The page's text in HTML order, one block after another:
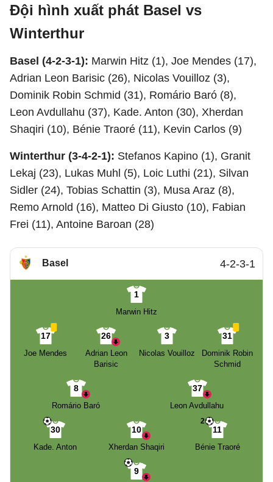
Đội hình xuất phát Basel vs
Winterthur
Basel (4-2-3-1): Marwin Hitz (1), Joe Mendes (17),
Adrian Leon Barisic (26), Nicolas Vouilloz (3),
Dominik Robin Schmid (31), Romário Baró (8),
Leon Avdullahu (37), Kade. Anton (30), Xherdan
Shaqiri (10), Bénie Traoré (11), Kevin Carlos (9)
Winterthur (3-4-2-1): Stefanos Kapino (1), Granit
Lekaj (23), Lukas Muhl (5), Loic Luthi (21), Silvan
Sidler (24), Tobias Schattin (3), Musa Araz (8),
Remo Arnold (16), Matteo Di Giusto (10), Fabian
Frei (11), Antoine Baroan (28)
Basel 4-2-3-1
1
Marwin Hitz
17
Joe Mendes
26
Adrian Leon
Barisic
3
Nicolas Vouilloz
31
Dominik Robin
Schmid
8
Romário Baró
37
Leon Avdullahu
30
Kade. Anton
10
Xherdan Shaqiri
11
2
Bénie Traoré
9